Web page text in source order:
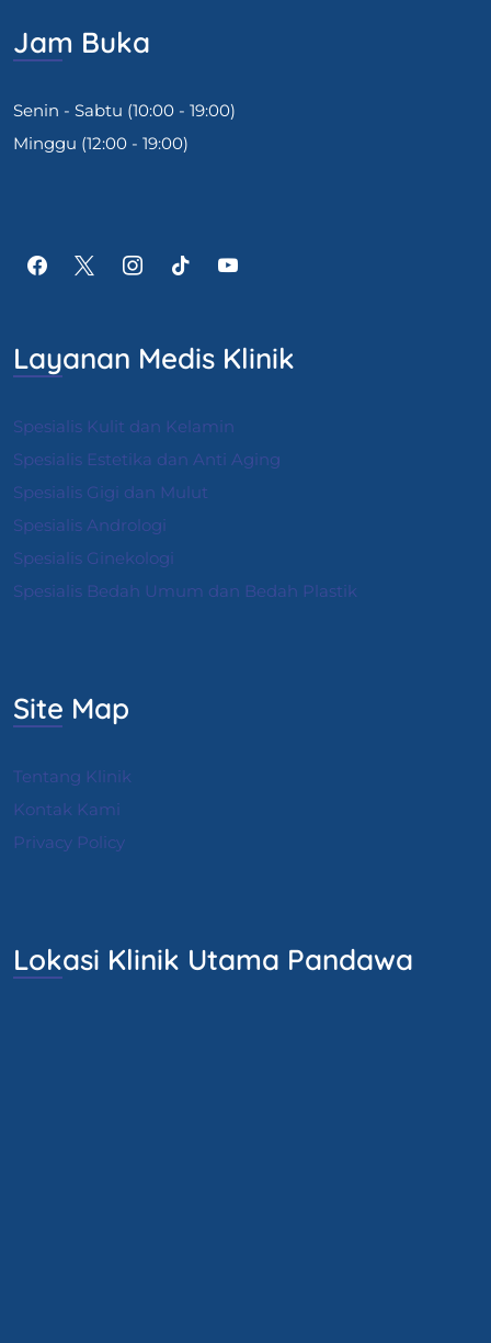
Jam Buka
Senin - Sabtu (10:00 - 19:00)
Minggu (12:00 - 19:00)
Layanan Medis Klinik
Spesialis Kulit dan Kelamin
Spesialis Estetika dan Anti Aging
Spesialis Gigi dan Mulut
Spesialis Andrologi
Spesialis Ginekologi
Spesialis Bedah Umum dan Bedah Plastik
Site Map
Tentang Klinik
Kontak Kami
Privacy Policy
Lokasi Klinik Utama Pandawa